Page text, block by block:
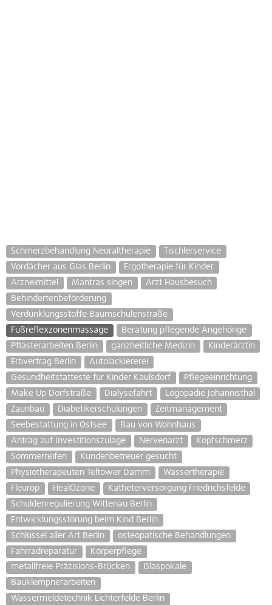
Schmerzbehandlung Neuraltherapie
Tischlerservice
Vordächer aus Glas Berlin
Ergotherapie für Kinder
Arzneimittel
Mantras singen
Arzt Hausbesuch
Behindertenbeförderung
Verdunklungsstoffe Baumschulenstraße
Fußreflexzonenmassage
Beratung pflegende Angehörige
Pflasterarbeiten Berlin
ganzheitliche Medizin
Kinderärztin
Erbvertrag Berlin
Autolackiererei
Gesundheitstatteste für Kinder Kaulsdorf
Pflegeeinrichtung
Make Up Dorfstraße
Dialysefahrt
Logopädie Johannisthal
Zaunbau
Diabetikerschulungen
Zeitmanagement
Seebestattung in Ostsee
Bau von Wohnhaus
Antrag auf Investitionszulage
Nervenarzt
Kopfschmerz
Sommerreifen
Kundenbetreuer gesucht
Physiotherapeuten Teltower Damm
Wassertherapie
Fleurop
HealOzone
Katheterversorgung Friedrichsfelde
Schuldenregulierung Wittenau Berlin
Entwicklungsstörung beim Kind Berlin
Schlüssel aller Art Berlin
osteopatische Behandlungen
Fahrradreparatur
Körperpflege
metallfreie Präzisions-Brücken
Glaspokale
Bauklempnerarbeiten
Wassermeldetechnik Lichterfelde Berlin